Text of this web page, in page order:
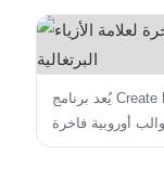
يُعد برنامج Create Fashion Brand مناسبًا للعلامات التجارية